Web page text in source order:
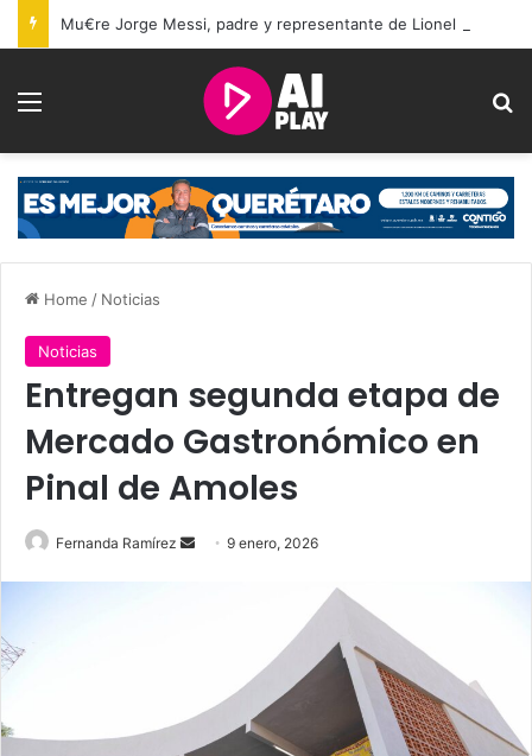
Menu
Home / Noticias
Noticias
Entregan segunda etapa de
Mercado Gastronómico en
Pinal de Amoles
Fernanda Ramírez
Send9 enero, 2026